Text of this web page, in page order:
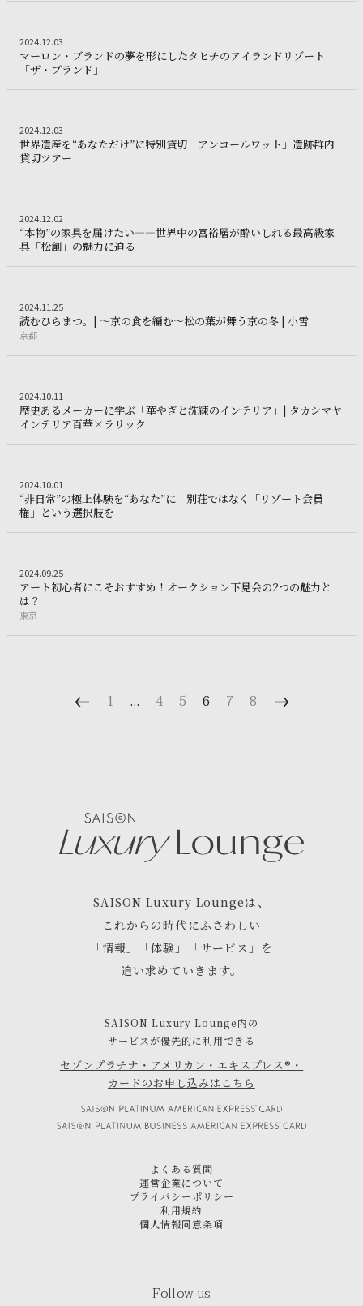
2024.12.03
マーロ ン ・ ブラ ン ドの夢を形にしたタ ヒチのアイ ラ ン ド リ ゾー ト
「ザ ・ ブラ ン ド 」
2024.12.03
世界遺産を“あなただけ”に特別貸切 「アンコールワ ッ ト 」 遺跡群内
貸切ツアー
2024.12.02
“本物”の家具を届けたい――世界中の富裕層が酔い しれる最高級家
具 「松創 」 の魅力に迫る
2024.11.252024.11.25
読むひら まつ。 | 〜京の食を編む〜松の葉が舞う京の冬 | 小雪読むひら
京都京都
2024.10.11
歴史あ るメ ーカーに学ぶ 「華やぎと洗練のイ ンテ リ ア 」 | タ カ シマヤ
イ ンテ リ ア百華× ラ リ ッ ク
2024.10.01
“非日常”の極上体験を“あなた”に ｜ 別荘ではな く 「リ ゾー ト会員
権 」 とい う選択肢を
2024.09.252024.09.25
アー ト初心者にこそおすすめ ！ オーク シ ョ ン下見会の2つの魅力 と
は ？
東京東京
1 … 4 5 6 7 8
SAISON Luxury Loungeは、
これからの時代にふさわしい
「情報」「体験」「サービス」を
追い求めていきます。
SAISON Luxury Lounge内の
サービスが優先的に利用できる
セゾンプラチナ・アメリカン・エキスプレス®・
カードのお申し込みはこちら
よくある質問
運営企業について
プライバシーポリシー
利用規約
個人情報同意条項
Follow us